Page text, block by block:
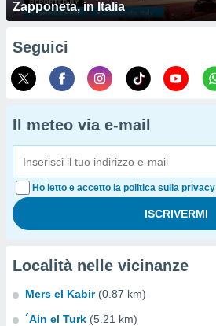
Zapponeta, in Italia
Seguici
Il meteo via e-mail
Ho letto e accetto la politica sulla privacy
Località nelle vicinanze
Mers el Kabir (0.87 km)
´Ain el Turk (5.21 km)